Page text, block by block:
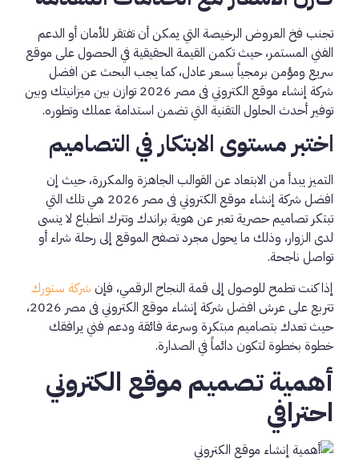
تجنب فخ العروض الرخيصة التي يمكن أن تفتقر للأمان أو الدعم
الفني المستمر، حيث تكمن القيمة الحقيقية في الحصول على موقع
سريع ومؤمن برمجياً بسعر عادل، كما يجب البحث عن افضل
شركة إنشاء موقع الكتروني فى مصر 2026 توازن بين ميزانيتك وبين
توفير أحدث الحلول التقنية التي تضمن استدامة عملك وتطوره.
اختبر مستوى الابتكار في التصاميم
التميز يبدأ من الابتعاد عن القوالب الجاهزة والمكررة، حيث إن
افضل شركة إنشاء موقع الكتروني فى مصر 2026 هي تلك التي
تبتكر تصاميم حصرية تعبر عن هوية براندك وتترك انطباع لا ينسى
لدى الزوار، وذلك ما يحول مجرد تصفح الموقع إلى رحلة شراء أو
تواصل ناجحة.
إذا كنت تطمح للوصول إلى قمة النجاح الرقمي، فإن شركة ستورك
تتربع على عرش افضل شركة إنشاء موقع الكتروني فى مصر 2026،
حيث تعدك بتصاميم مبتكرة وسرعة فائقة ودعم فني يرافقك
خطوة بخطوة لتكون دائماً في الصدارة.
أهمية تصميم موقع الكتروني
احترافي